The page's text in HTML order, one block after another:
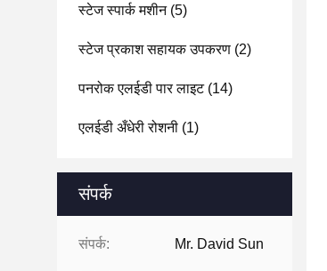
स्टेज स्पार्क मशीन(5)
स्टेज प्रकाश सहायक उपकरण (2)
पनरोक एलईडी पार लाइट(14)
एलईडी अँधेरी रोशनी (1)
संपर्क
संपर्क: Mr. David Sun